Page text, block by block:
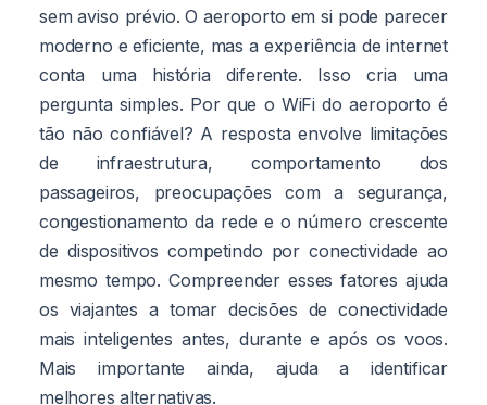
sem aviso prévio. O aeroporto em si pode parecer
moderno e eficiente, mas a experiência de internet
conta uma história diferente. Isso cria uma
pergunta simples. Por que o WiFi do aeroporto é
tão não confiável? A resposta envolve limitações
de infraestrutura, comportamento dos
passageiros, preocupações com a segurança,
congestionamento da rede e o número crescente
de dispositivos competindo por conectividade ao
mesmo tempo. Compreender esses fatores ajuda
os viajantes a tomar decisões de conectividade
mais inteligentes antes, durante e após os voos.
Mais importante ainda, ajuda a identificar
melhores alternativas.